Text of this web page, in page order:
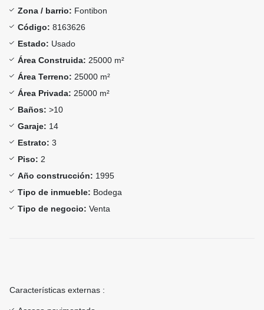
Zona / barrio: Fontibon
Código: 8163626
Estado: Usado
Área Construida: 25000 m²
Área Terreno: 25000 m²
Área Privada: 25000 m²
Baños: >10
Garaje: 14
Estrato: 3
Piso: 2
Año construcción: 1995
Tipo de inmueble: Bodega
Tipo de negocio: Venta
Características externas :